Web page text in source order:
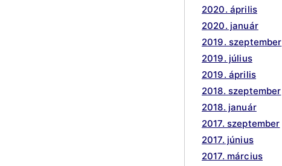
2020. április
2020. január
2019. szeptember
2019. július
2019. április
2018. szeptember
2018. január
2017. szeptember
2017. június
2017. március